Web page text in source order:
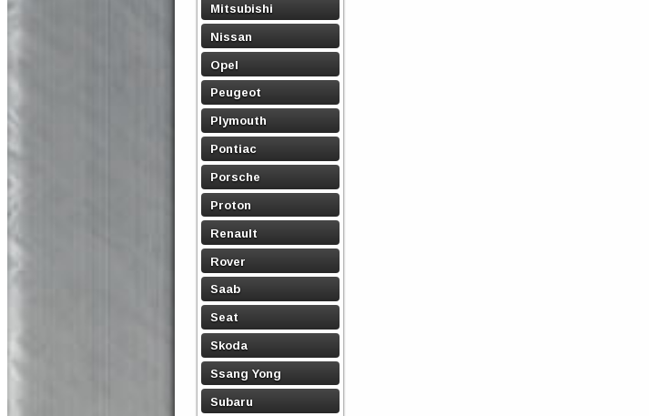
Mitsubishi
Nissan
Opel
Peugeot
Plymouth
Pontiac
Porsche
Proton
Renault
Rover
Saab
Seat
Skoda
Ssang Yong
Subaru